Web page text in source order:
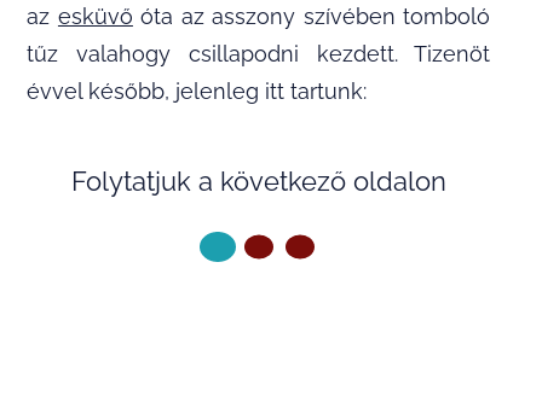
az esküvő óta az asszony szívében tomboló
tűz valahogy csillapodni kezdett. Tizenöt
évvel később, jelenleg itt tartunk:
Folytatjuk a következő oldalon